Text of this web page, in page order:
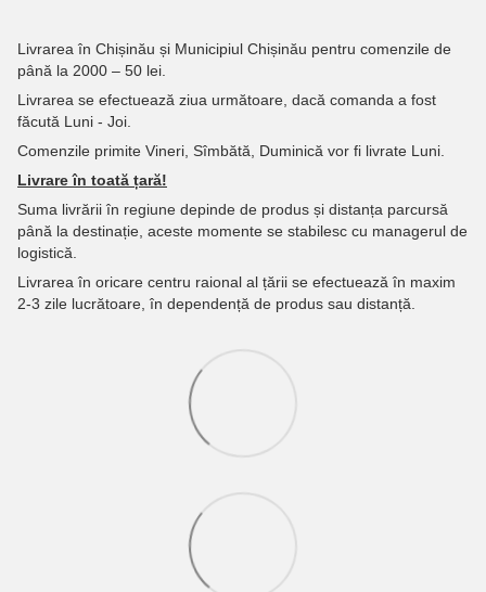
Livrarea în Chișinău și Municipiul Chișinău pentru comenzile de
până la 2000 – 50 lei.
Livrarea se efectuează ziua următoare, dacă comanda a fost
făcută Luni - Joi.
Comenzile primite Vineri, Sîmbătă, Duminică vor fi livrate Luni.
Livrare în toată țară!
Suma livrării în regiune depinde de produs și distanța parcursă
până la destinație, aceste momente se stabilesc cu managerul de
logistică.
Livrarea în oricare centru raional al țării se efectuează în maxim
2-3 zile lucrătoare, în dependență de produs sau distanță.